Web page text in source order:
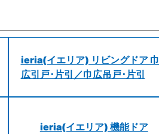
ieria(イエリア) リビングドア 巾
広引戸･片引／巾広吊戸･片引
ieria(イエリア) 機能ドア